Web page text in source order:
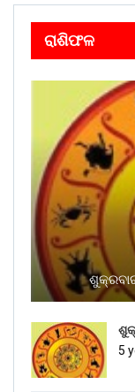
ରାଶିଫଳ
5